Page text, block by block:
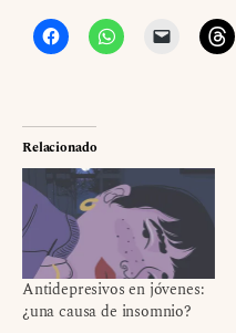
Relacionado
Antidepresivos en jóvenes:
¿una causa de insomnio?